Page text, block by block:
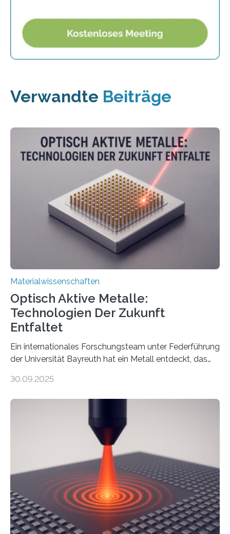
Verwandte Beiträge
Materialwissenschaften
Optisch Aktive Metalle:
Technologien Der Zukunft
Entfaltet
Ein internationales Forschungsteam unter Federführung
der Universität Bayreuth hat ein Metall entdeckt, das
Dadurch ist es in der Lage, eine sogenannte zweite
Nichtmetallen vorkommt und insbesondere für
Sensorik und Elektrotechnik von Interesse ist. Über ihre
Erkenntnisse berichten die Forschenden im Journal of
the American Chemical Society. —What for?
Materialien, die gleichzeitig Strom leiten und Licht
beeinflussen können, sind für viele moderne
Technologien…
30.09.2025